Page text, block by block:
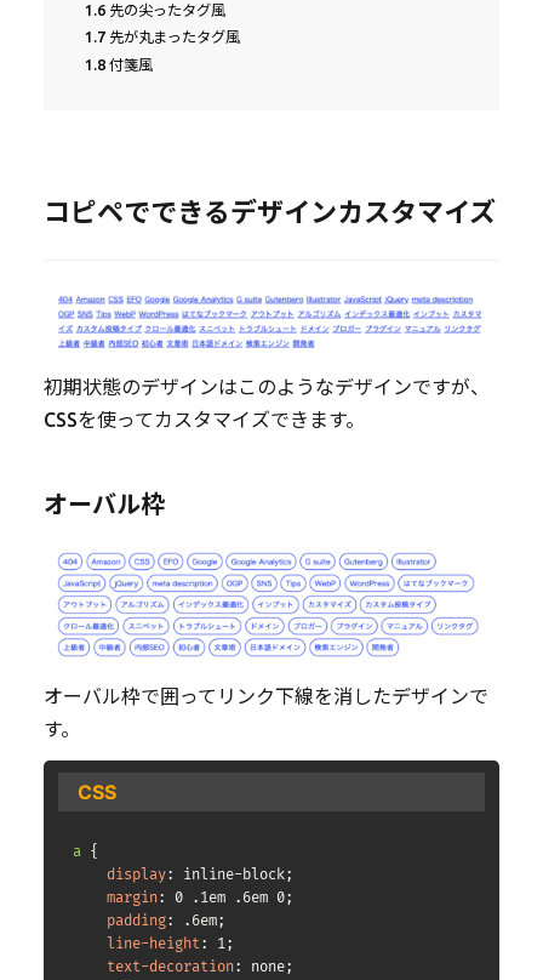
1.6先の尖ったタグ風
1.7先が丸まったタグ風
1.8付箋風
コピペでできるデザインカスタマイズ
初期状態のデザインはこのようなデザインですが、
CSSを使ってカスタマイズできます。
オーバル枠
オーバル枠で囲ってリンク下線を消したデザインで
す。
CSS
a {
display: inline-block;
margin: 0 .1em .6em 0;
padding: .6em;
line-height: 1;
text-decoration: none;